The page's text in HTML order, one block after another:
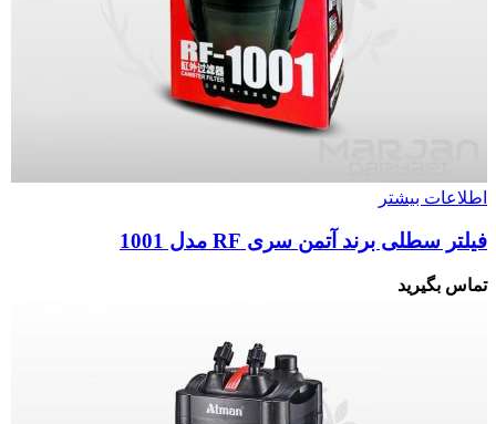
اطلاعات بیشتر
فیلتر سطلی برند آتمن سری RF مدل 1001
تماس بگیرید